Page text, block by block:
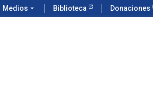
Medios arrow_drop_down Biblioteca Donaciones